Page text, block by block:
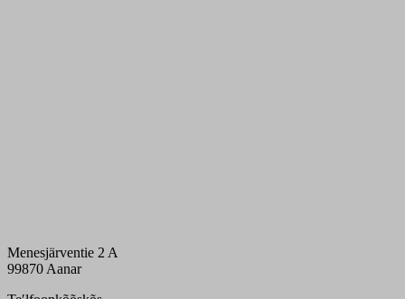
Menesjärventie 2 A
99870 Aanar